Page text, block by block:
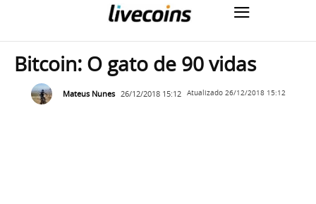
Bitcoin: O gato de 90 vidas
Mateus Nunes 26/12/2018 15:12 Atualizado 26/12/2018 15:12